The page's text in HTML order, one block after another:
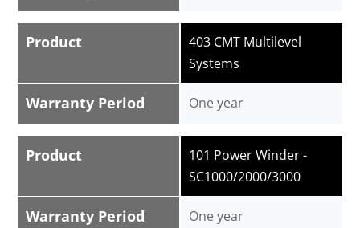
Product
Warranty Period
403 CMT Multilevel
Systems
One year
Product
Warranty Period
101 Power Winder -
SC1000/2000/3000
One year